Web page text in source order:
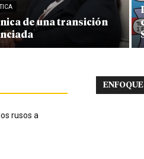
de una transición
rusos a